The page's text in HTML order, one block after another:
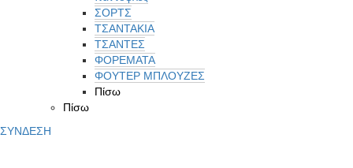
ΣΟΡΤΣ
ΤΣΑΝΤΑΚΙΑ
ΤΣΑΝΤΕΣ
ΦΟΡΕΜΑΤΑ
ΦΟΥΤΕΡ ΜΠΛΟΥΖΕΣ
Πίσω
Πίσω
ΣΥΝΔΕΣΗ